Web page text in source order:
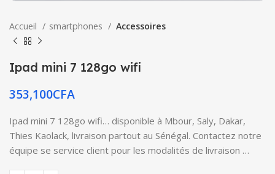
Accueil smartphones Accessoires
Ipad mini 7 128go wifi
353,100CFA
Ipad mini 7 128go wifi… disponible à Mbour, Saly, Dakar,
Thies Kaolack, livraison partout au Sénégal. Contactez notre
équipe se service client pour les modalités de livraison …